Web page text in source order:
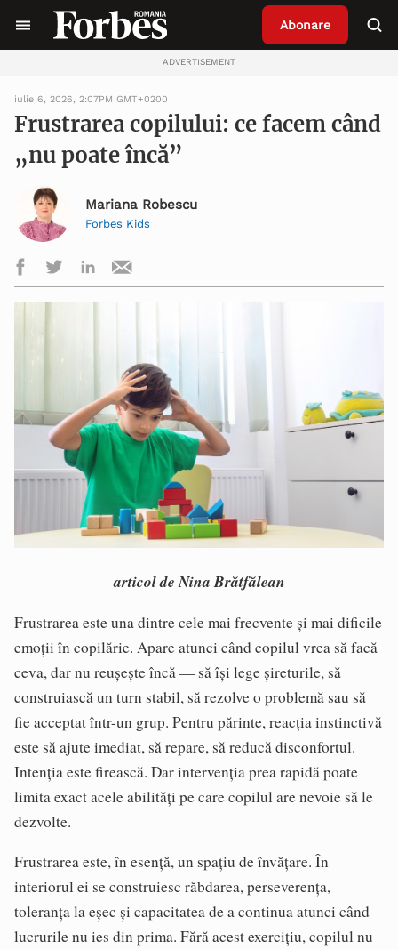
Abonare
ADVERTISEMENT
iulie 6, 2026, 2:07PM GMT+0200
Frustrarea copilului: ce facem când
„nu poate încă”
Mariana Robescu
Forbes Kids
articol de Nina Brătfălean
Frustrarea este una dintre cele mai frecvente și mai dificile
emoții în copilărie. Apare atunci când copilul vrea să facă
ceva, dar nu reușește încă — să își lege șireturile, să
construiască un turn stabil, să rezolve o problemă sau să
fie acceptat într-un grup. Pentru părinte, reacția instinctivă
este să ajute imediat, să repare, să reducă disconfortul.
Intenția este firească. Dar intervenția prea rapidă poate
limita exact acele abilități pe care copilul are nevoie să le
dezvolte.
Frustrarea este, în esență, un spațiu de învățare. În
interiorul ei se construiesc răbdarea, perseverența,
toleranța la eșec și capacitatea de a continua atunci când
lucrurile nu ies din prima. Fără acest exercițiu, copilul nu